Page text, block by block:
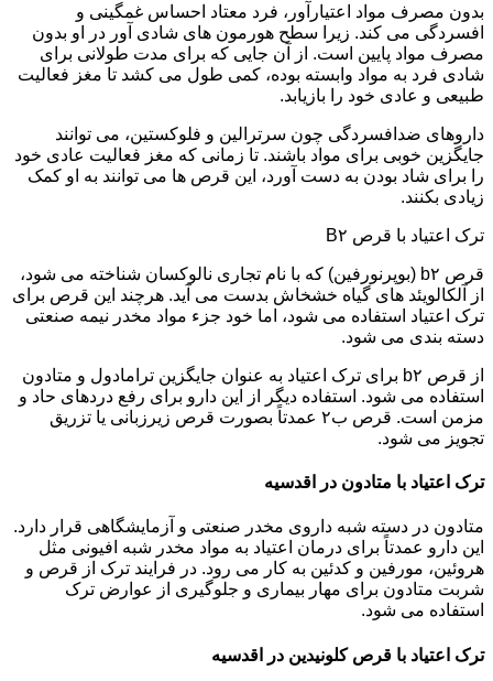
بدون مصرف مواد اعتیارآور، فرد معتاد احساس غمگینی و
افسردگی می کند. زیرا سطح هورمون های شادی آور در او بدون
مصرف مواد پایین است. از آن جایی که برای مدت طولانی برای
شادی فرد به مواد وابسته بوده، کمی طول می کشد تا مغز فعالیت
طبیعی و عادی خود را بازیابد.
داروهای ضدافسردگی چون سرترالین و فلوکستین، می توانند
جایگزین خوبی برای مواد باشند. تا زمانی که مغز فعالیت عادی خود
را برای شاد بودن به دست آورد، این قرص ها می توانند به او کمک
زیادی بکنند.
ترک اعتیاد با قرص B۲
قرص b۲ (بوپرنورفین) که با نام تجاری نالوکسان شناخته می شود،
از آلکالویئد های گیاه خشخاش بدست می آید. هرچند این قرص برای
ترک اعتیاد استفاده می شود، اما خود جزء مواد مخدر نیمه صنعتی
دسته بندی می شود.
از قرص b۲ برای ترک اعتیاد به عنوان جایگزین ترامادول و متادون
استفاده می شود. استفاده دیگر از این دارو برای رفع دردهای حاد و
مزمن است. قرص ب۲ عمدتاً بصورت قرص زیرزبانی یا تزریق
تجویز می شود.
ترک اعتیاد با متادون در اقدسیه
متادون در دسته شبه داروی مخدر صنعتی و آزمایشگاهی قرار دارد.
این دارو عمدتاً برای درمان اعتیاد به مواد مخدر شبه افیونی مثل
هروئین، مورفین و کدئین به کار می رود. در فرایند ترک از قرص و
شربت متادون برای مهار بیماری و جلوگیری از عوارض ترک
استفاده می شود.
ترک اعتیاد با قرص کلونیدین در اقدسیه